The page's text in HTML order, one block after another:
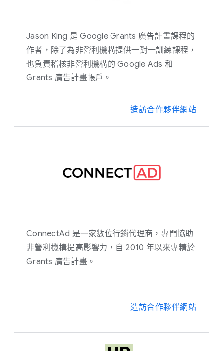
Jason King 是 Google Grants 廣告計畫課程的
作者，除了為非營利機構提供一對一訓練課程，
也負責稽核非營利機構的 Google Ads 和
Grants 廣告計畫帳戶。
造訪合作夥伴網站
ConnectAd 是一家數位行銷代理商，專門協助
非營利機構提高影響力，自 2010 年以來專精於
Grants 廣告計畫。
造訪合作夥伴網站